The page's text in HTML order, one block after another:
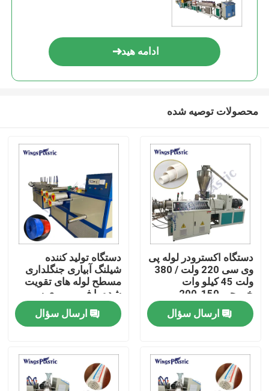
صفحه اصلی
درباره ما
ادامه هید
محصولات توصیه شده
دستگاه اکسترودر لوله پی
وی سی 220 ولت / 380
ولت 45 کیلو وات
خروجی 150-200
کیلوگرم در ساعت
ارسال سؤال
دستگاه تولید کننده
شیلنگ آبیاری جنگلداری
مسطح لوله های تقویت
شده با فیبر پی وی سی
اتوماتیک
ارسال سؤال